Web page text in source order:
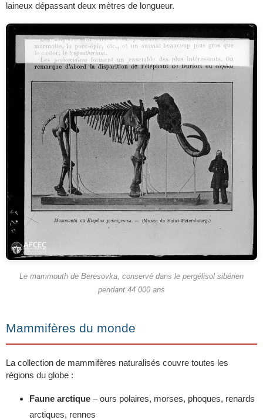
laineux dépassant deux mètres de longueur.
Le mammouth de Beresovka, conservé dans le pergélisol sibérien
pendant 44 000 ans
Mammifères du monde
La collection de mammifères naturalisés couvre toutes les
régions du globe :
Faune arctique – ours polaires, morses, phoques, renards
arctiques, rennes